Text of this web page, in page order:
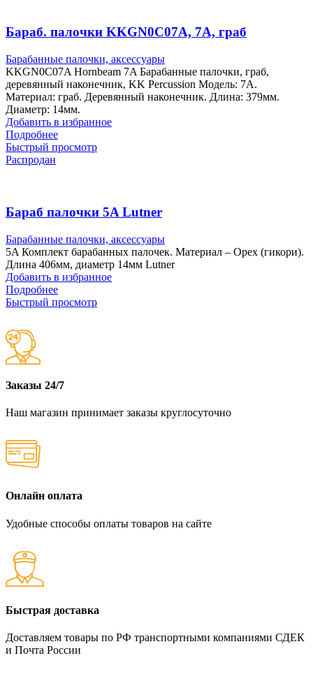
Бараб. палочки KKGN0C07A, 7A, граб
Барабанные палочки, аксессуары
KKGN0C07A Hornbeam 7A Барабанные палочки, граб,
деревянный наконечник, KK Percussion Модель: 7A.
Материал: граб. Деревянный наконечник. Длина: 379мм.
Диаметр: 14мм.
Добавить в избранное
Подробнее
Быстрый просмотр
Распродан
Бараб палочки 5A Lutner
Барабанные палочки, аксессуары
5A Комплект барабанных палочек. Материал – Орех (гикори).
Длина 406мм, диаметр 14мм Lutner
Добавить в избранное
Подробнее
Быстрый просмотр
Заказы 24/7
Наш магазин принимает заказы круглосуточно
Онлайн оплата
Удобные способы оплаты товаров на сайте
Быстрая доставка
Доставляем товары по РФ транспортными компаниями СДЕК
и Почта России